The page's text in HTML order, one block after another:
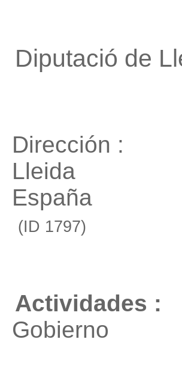
Diputació de
Dirección :
Lleida
España
(ID 1797)
Actividades :
Gobierno